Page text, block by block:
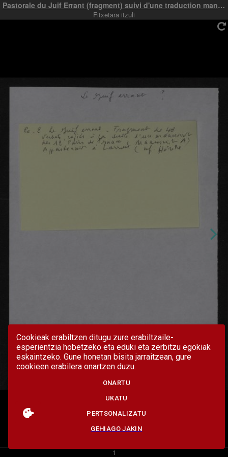
Cookieak erabiltzen ditugu zure erabiltzaile-
esperientzia hobetzeko eta eduki eta zerbitzu egokiak
eskaintzeko. Gune honetan bisita jarraitzean, gure
cookieen erabilera onartzen duzu.
ONARTU
UKATU
PERTSONALIZATU
GEHIAGO JAKIN